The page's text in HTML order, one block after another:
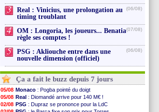
3
Real : Vinicius, une prolongation au
timing troublant
(06/08)
4
OM : Longoria, les joueurs... Benatia
règle ses comptes !
(07/08)
5
PSG : Akliouche entre dans une
nouvelle dimension (officiel)
(06/08)
Ça a fait le buzz depuis 7 jours
05/08 Monaco : Pogba pointé du doigt
05/08 Real : Diomandé arrive pour 140 M€ !
02/08 PSG : Dupraz se prononce pour la LdC